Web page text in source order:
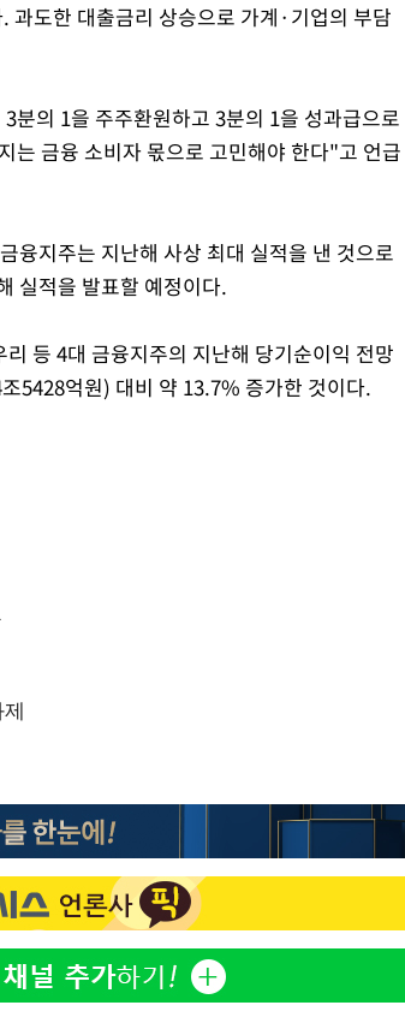
Mute
과도한 대출금리 상승으로 가계·기업의 부담
분의 1을 주주환원하고 3분의 1을 성과급으로
는 금융 소비자 몫으로 고민해야 한다"고 언급
융지주는 지난해 사상 최대 실적을 낸 것으로
실적을 발표할 예정이다.
등 4대 금융지주의 지난해 당기순이익 전망
5428억원) 대비 약 13.7% 증가한 것이다.